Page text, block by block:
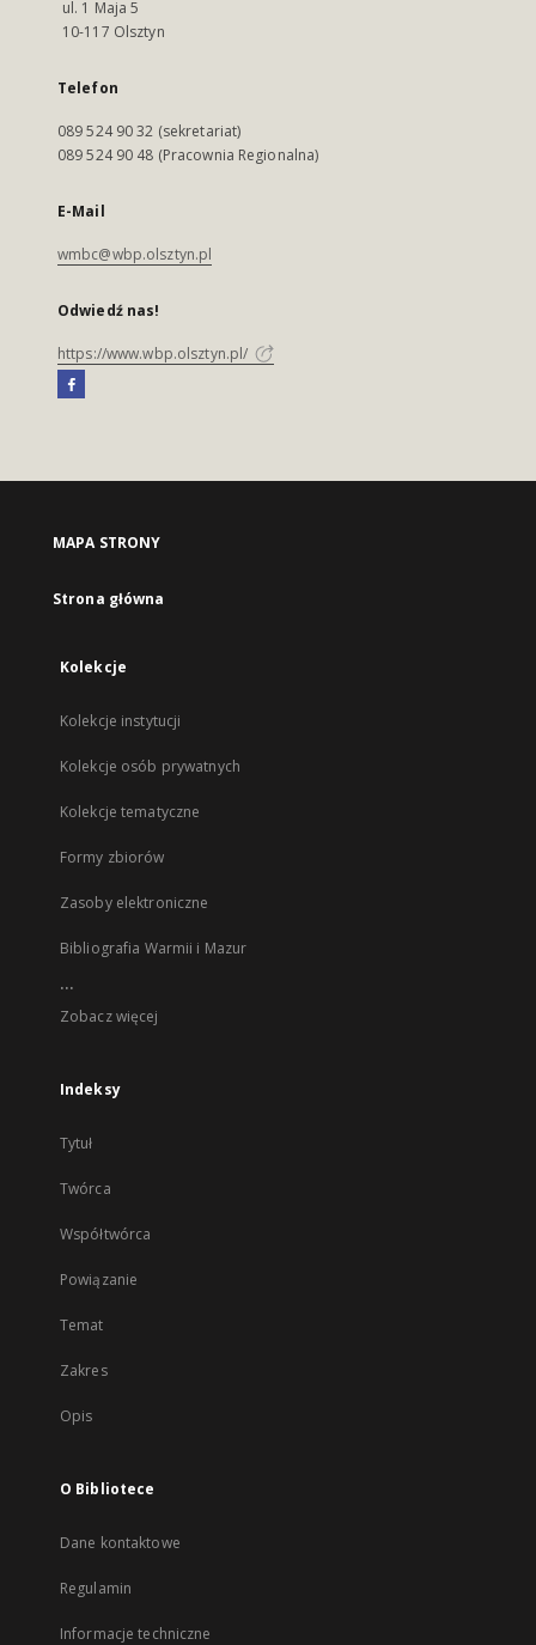
ul. 1 Maja 5
10-117 Olsztyn
Telefon
089 524 90 32 (sekretariat)
089 524 90 48 (Pracownia Regionalna)
E-Mail
wmbc@wbp.olsztyn.pl
Odwiedź nas!
https://www.wbp.olsztyn.pl/
MAPA STRONY
Strona główna
Kolekcje
Kolekcje instytucji
Kolekcje osób prywatnych
Kolekcje tematyczne
Formy zbiorów
Zasoby elektroniczne
Bibliografia Warmii i Mazur
...
Zobacz więcej
Indeksy
Tytuł
Twórca
Współtwórca
Powiązanie
Temat
Zakres
Opis
O Bibliotece
Dane kontaktowe
Regulamin
Informacje techniczne